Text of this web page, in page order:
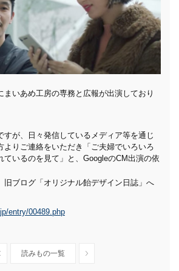
まいあめ工房の専務と広報が出演しており
すが、日々発信しているメディア等を通じ
よりご連絡をいただき「ご夫婦でいろいろ
ているのを見て」と、GoogleのCM出演の依
旧ブログ「オリジナル飴デザイン日誌」へ
entry/00489.php
読みもの一覧